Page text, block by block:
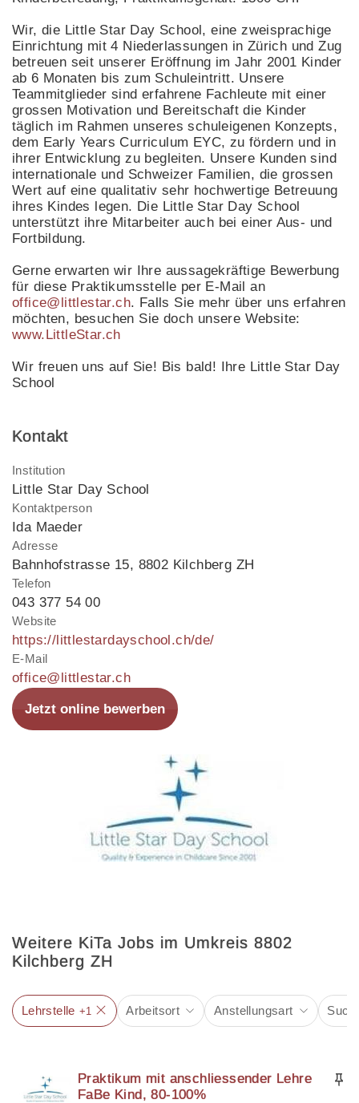
Wir, die Little Star Day School, eine zweisprachige
Einrichtung mit 4 Niederlassungen in Zürich und Zug
betreuen seit unserer Eröffnung im Jahr 2001 Kinder
ab 6 Monaten bis zum Schuleintritt. Unsere
Teammitglieder sind erfahrene Fachleute mit einer
grossen Motivation und Bereitschaft die Kinder
täglich im Rahmen unseres schuleigenen Konzepts,
dem Early Years Curriculum EYC, zu fördern und in
ihrer Entwicklung zu begleiten. Unsere Kunden sind
internationale und Schweizer Familien, die grossen
Wert auf eine qualitativ sehr hochwertige Betreuung
ihres Kindes legen. Die Little Star Day School
unterstützt ihre Mitarbeiter auch bei einer Aus- und
Fortbildung.
Gerne erwarten wir Ihre aussagekräftige Bewerbung
für diese Praktikumsstelle per E-Mail an
office@littlestar.ch. Falls Sie mehr über uns erfahren
möchten, besuchen Sie doch unsere Website:
www.LittleStar.ch
Wir freuen uns auf Sie! Bis bald! Ihre Little Star Day
School
Kontakt
Institution
Little Star Day School
Kontaktperson
Ida Maeder
Adresse
Bahnhofstrasse 15, 8802 Kilchberg ZH
Telefon
043 377 54 00
Website
https://littlestardayschool.ch/de/
E-Mail
office@littlestar.ch
Jetzt online bewerben
Weitere KiTa Jobs im Umkreis 8802
Kilchberg ZH
Lehrstelle +1 Arbeitsort Anstellungsart
Praktikum mit anschliessender Lehre
FaBe Kind, 80-100%